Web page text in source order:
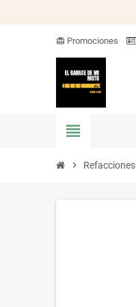
card_giftcard Promociones
view_headline
chevron_right Refacciones